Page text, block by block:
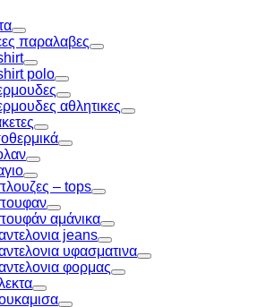
Toggle
παραλαβες
Toggle
Toggle
polo
Toggle
Toggle
αθλητικες
Toggle
Toggle
Toggle
Toggle
Toggle– tops
Toggle
Toggle
αμάνικα
Toggle
jeans
Toggle
υφασματινα
Toggle
φορμας
Toggle
Toggle